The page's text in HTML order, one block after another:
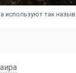
используют так